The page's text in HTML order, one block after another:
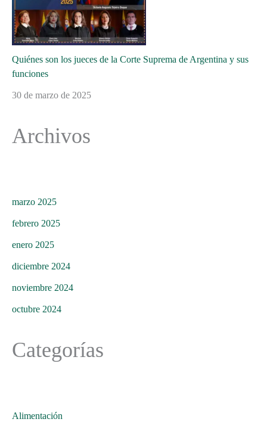
Quiénes son los jueces de la Corte Suprema de Argentina y sus
funciones
30 de marzo de 2025
Archivos
marzo 2025
febrero 2025
enero 2025
diciembre 2024
noviembre 2024
octubre 2024
Categorías
Alimentación